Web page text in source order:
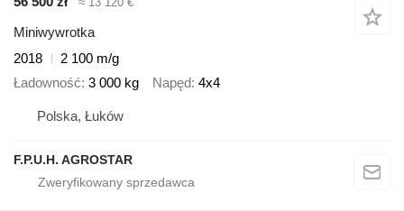
Miniwywrotka
2018
2 100 m/g
Ładowność 3 000 kg Napęd 4x4
Polska, Łuków
F.P.U.H. AGROSTAR